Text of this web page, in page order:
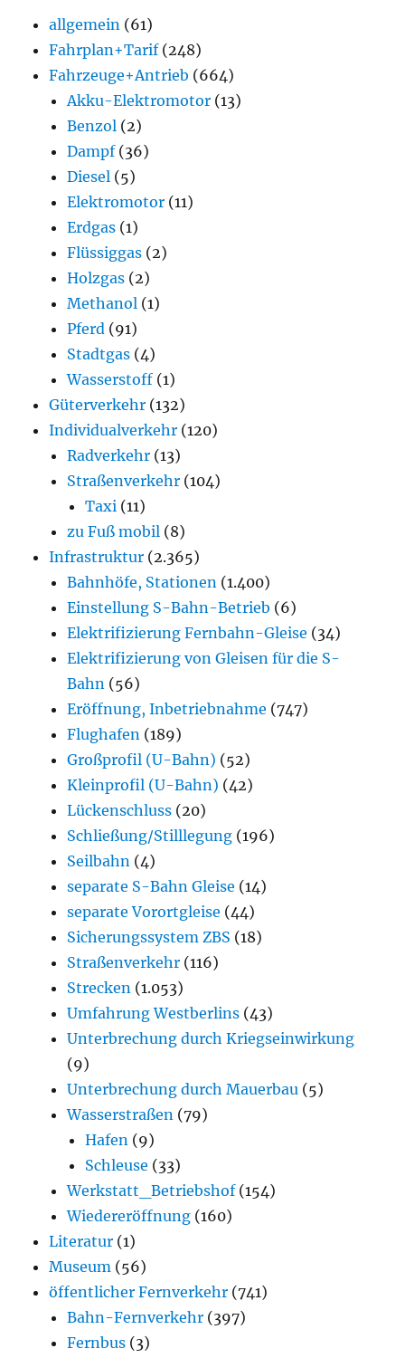
allgemein (61)
Fahrplan+Tarif(248)
Fahrzeuge+Antrieb (664)
Akku-Elektromotor (13)
Benzol (2)
Dampf(36)
Diesel (5)
Elektromotor (11)
Erdgas (1)
Flüssiggas (2)
Holzgas (2)
Methanol (1)
Pferd (91)
Stadtgas (4)
Wasserstoff (1)
Güterverkehr (132)
Individualverkehr (120)
Radverkehr (13)
Straßenverkehr (104)
Taxi (11)
zu Fuß mobil (8)
Infrastruktur (2.365)
Bahnhöfe, Stationen (1.400)
Einstellung S-Bahn-Betrieb (6)
Elektrifizierung Fernbahn-Gleise (34)
Elektrifizierung von Gleisen für die S-
Bahn (56)
Eröffnung, Inbetriebnahme (747)
Flughafen (189)
Großprofil (U-Bahn) (52)
Kleinprofil (U-Bahn) (42)
Lückenschluss (20)
Schließung/Stilllegung (196)
Seilbahn (4)
separate S-Bahn Gleise (14)
separate Vorortgleise (44)
Sicherungssystem ZBS (18)
Straßenverkehr (116)
Strecken (1.053)
Umfahrung Westberlins (43)
Unterbrechung durch Kriegseinwirkung
(9)
Unterbrechung durch Mauerbau (5)
Wasserstraßen (79)
Hafen (9)
Schleuse (33)
Werkstatt_Betriebshof(154)
Wiedereröffnung (160)
Literatur (1)
Museum (56)
öffentlicher Fernverkehr (741)
Bahn-Fernverkehr (397)
Fernbus (3)